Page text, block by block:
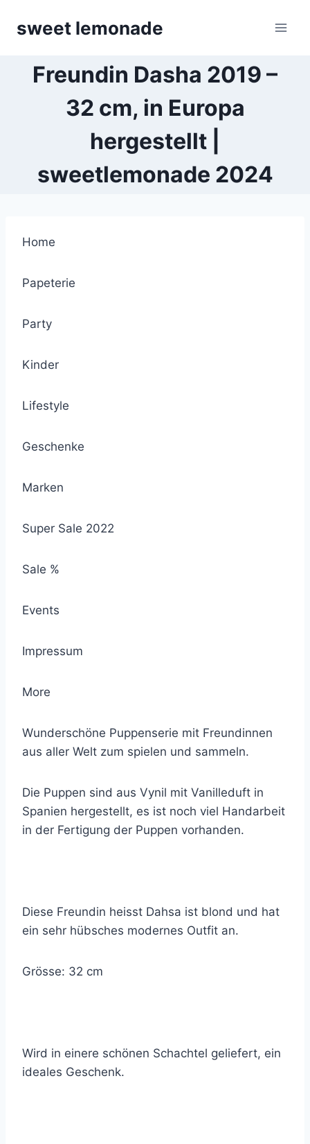
sweet lemonade
Freundin Dasha 2019 –
32 cm, in Europa
hergestellt |
sweetlemonade 2024
Home
Papeterie
Party
Kinder
Lifestyle
Geschenke
Marken
Super Sale 2022
Sale %
Events
Impressum
More
Wunderschöne Puppenserie mit Freundinnen
aus aller Welt zum spielen und sammeln.
Die Puppen sind aus Vynil mit Vanilleduft in
Spanien hergestellt, es ist noch viel Handarbeit
in der Fertigung der Puppen vorhanden.
Diese Freundin heisst Dahsa ist blond und hat
ein sehr hübsches modernes Outfit an.
Grösse: 32 cm
Wird in einere schönen Schachtel geliefert, ein
ideales Geschenk.